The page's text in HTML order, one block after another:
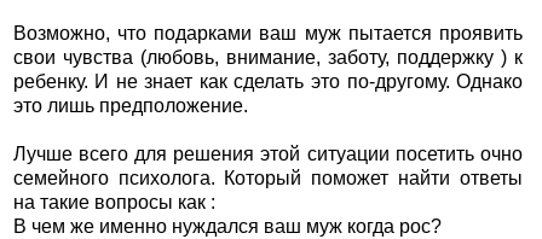
Возможно, что подарками ваш муж пытается проявить
свои чувства (любовь, внимание, заботу, поддержку ) к
ребенку. И не знает как сделать это по-другому. Однако
это лишь предположение.
Лучше всего для решения этой ситуации посетить очно
семейного психолога. Который поможет найти ответы
на такие вопросы как :
В чем же именно нуждался ваш муж когда рос?